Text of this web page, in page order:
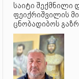
საიტი შექმნილი
ფეიქრიშვილის
ცნობადიბოს